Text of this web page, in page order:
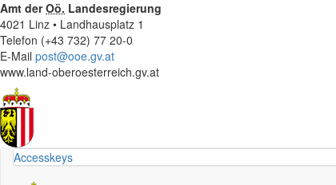
Amt derOö. Landesregierung
4021 Linz • Landhausplatz 1
Telefon (+43 732) 77 20-0
E-Mail post@ooe.gv.at
www.land-oberoesterreich.gv.at
Accesskeys